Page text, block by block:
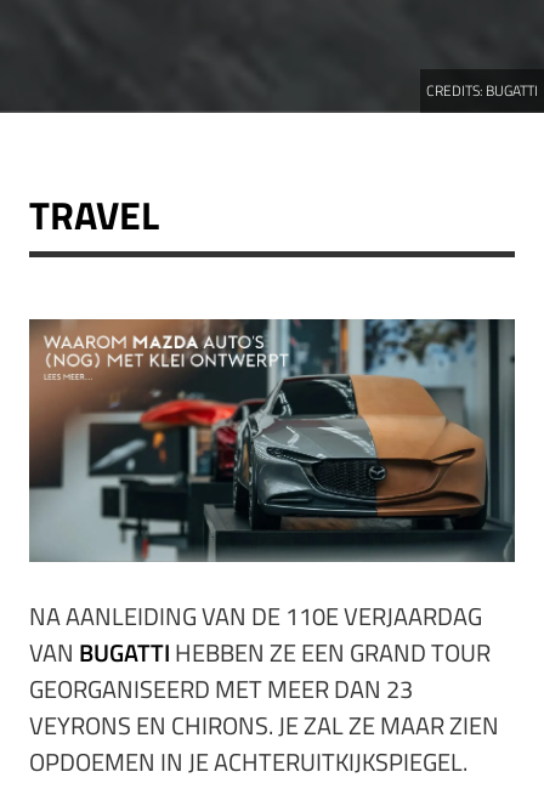
CREDITS: BUGATTI
TRAVEL
NA AANLEIDING VAN DE 110E VERJAARDAG
VAN BUGATTIHEBBEN ZE EEN GRAND TOUR
GEORGANISEERD MET MEER DAN 23
VEYRONS EN CHIRONS. JE ZAL ZE MAAR ZIEN
OPDOEMEN IN JE ACHTERUITKIJKSPIEGEL.